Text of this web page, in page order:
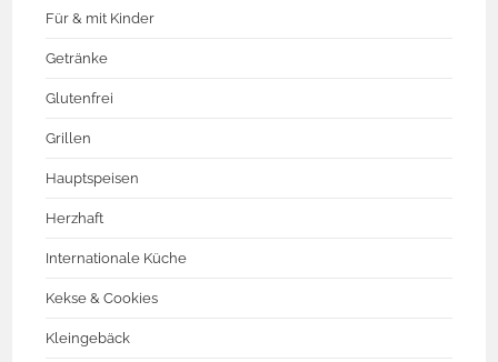
Für & mit Kinder
Getränke
Glutenfrei
Grillen
Hauptspeisen
Herzhaft
Internationale Küche
Kekse & Cookies
Kleingebäck